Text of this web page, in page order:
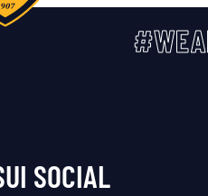
SOCIAL